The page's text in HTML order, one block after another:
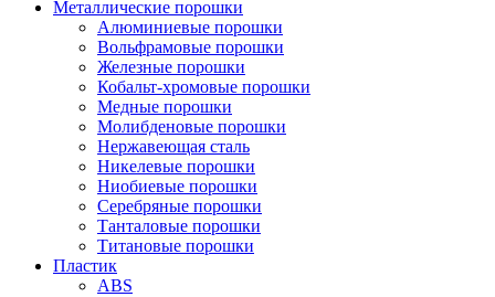
Металлические порошки
Алюминиевые порошки
Вольфрамовые порошки
Железные порошки
Кобальт-хромовые порошки
Медные порошки
Молибденовые порошки
Нержавеющая сталь
Никелевые порошки
Ниобиевые порошки
Серебряные порошки
Танталовые порошки
Титановые порошки
Пластик
ABS